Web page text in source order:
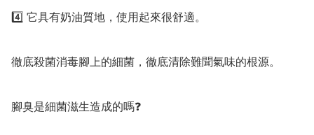
4️⃣ 它具有奶油質地，使用起來很舒適。
徹底殺菌消毒腳上的細菌，徹底清除難聞氣味的根源。
腳臭是細菌滋生造成的嗎❓️